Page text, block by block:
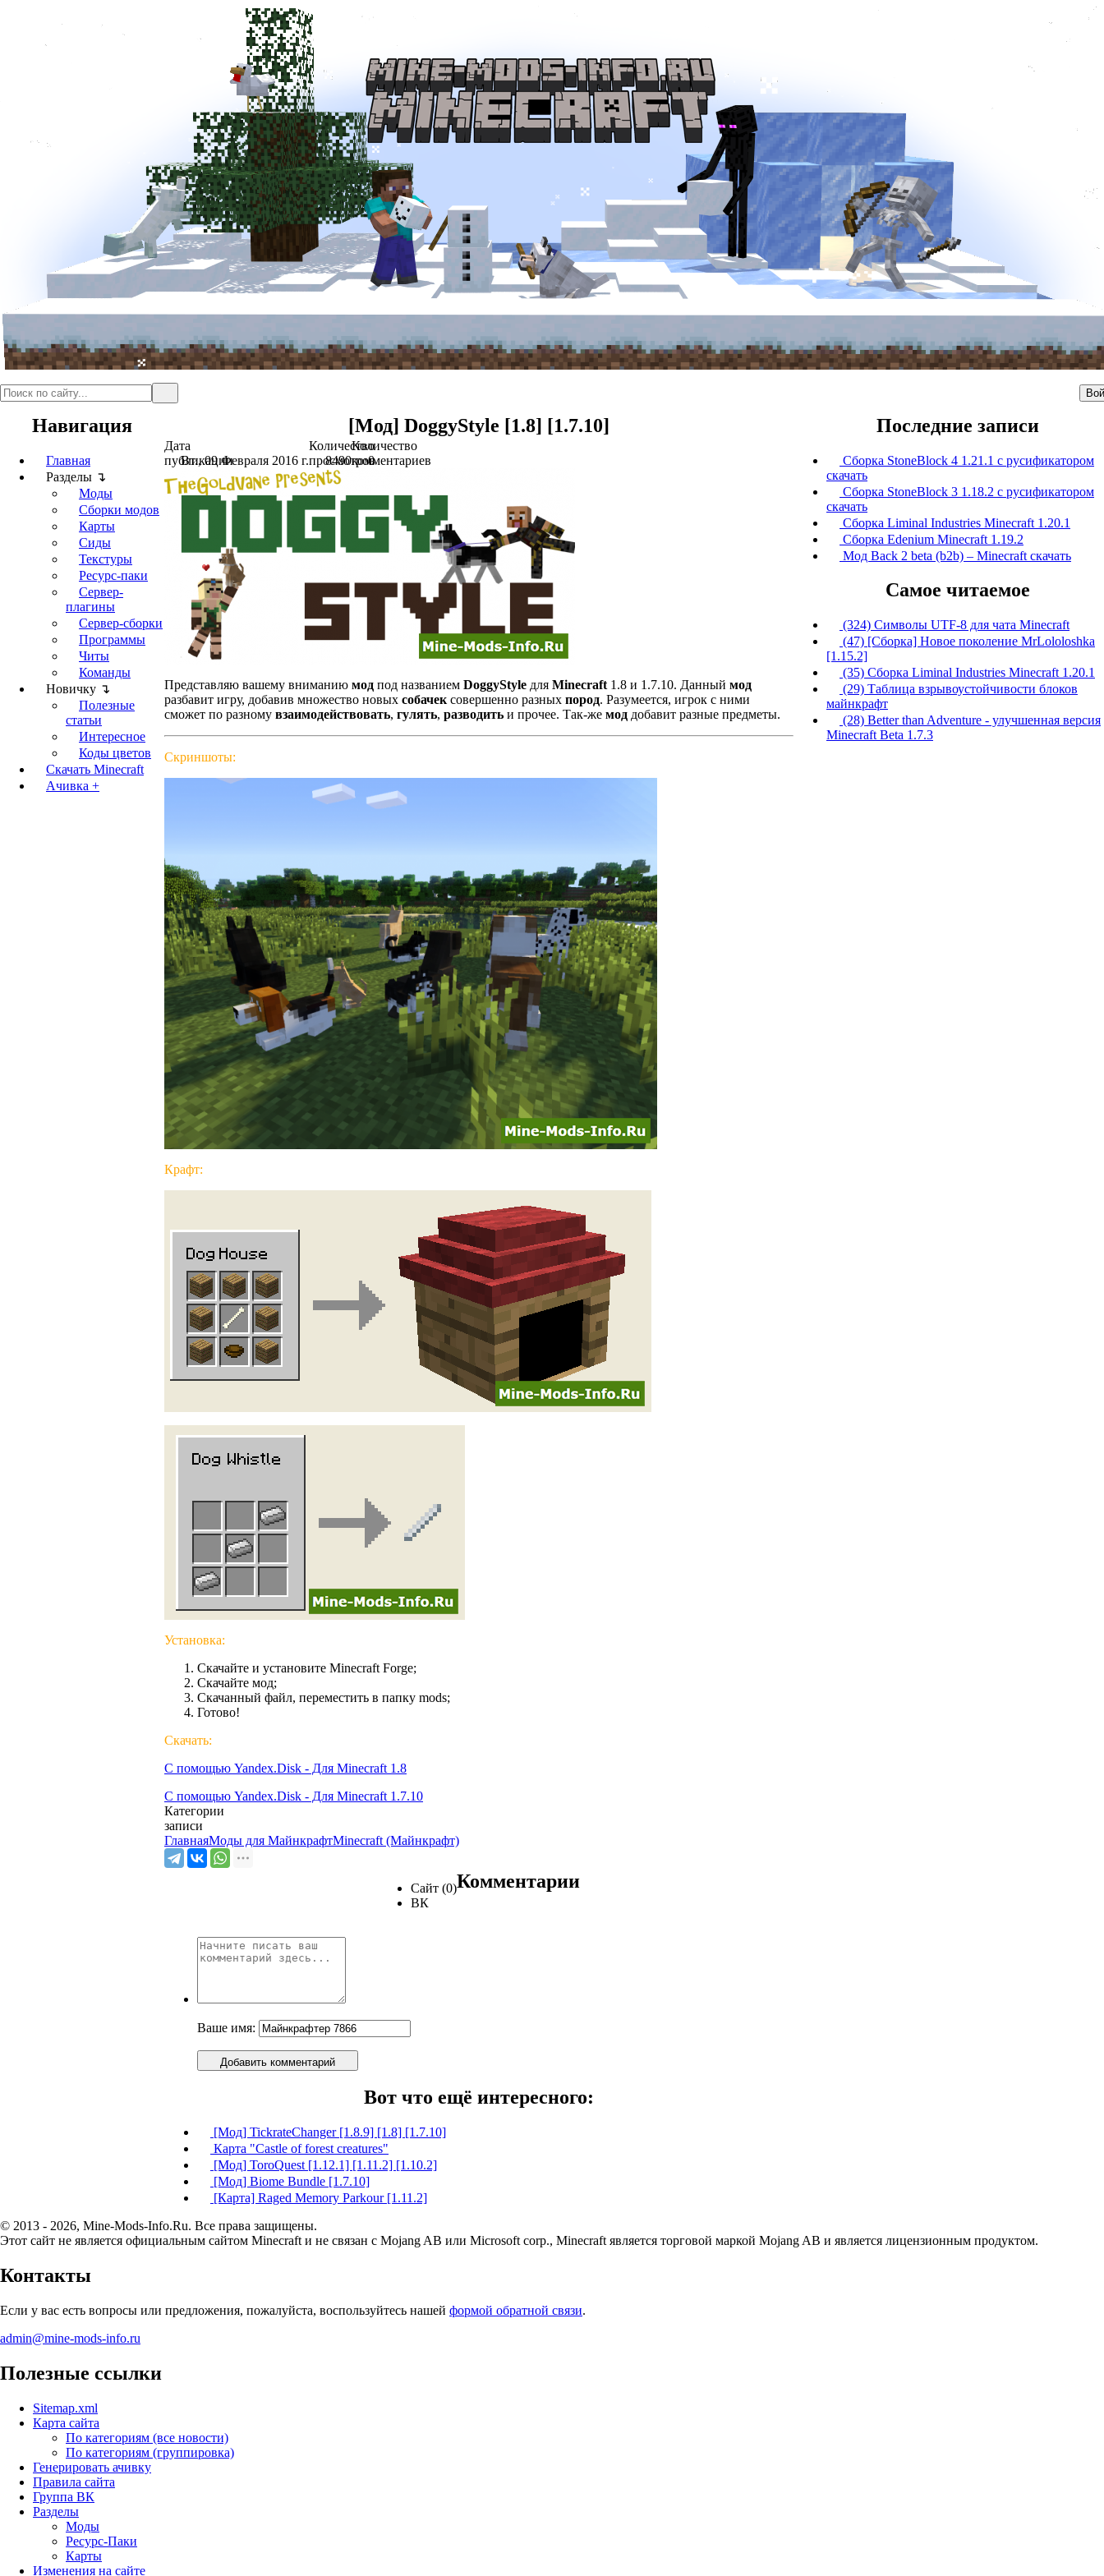
Навигация
Главная
Разделы ↴
Моды
Сборки модов
Карты
Сиды
Текстуры
Ресурс-паки
Сервер-
плагины
Сервер-сборки
Программы
Читы
Команды
Новичку ↴
Полезные
статьи
Интересное
Коды цветов
Скачать Minecraft
Ачивка +
[Мод] DoggyStyle [1.8] [1.7.10]
Дата
публикации
Вт., 09 Февраля 2016 г.
Количество
просмотров
8490
Количество
комментариев
0
Представляю вашему вниманию мод под названием DoggyStyle для Minecraft 1.8 и 1.7.10. Данный мод
разбавит игру, добавив множество новых собачек совершенно разных пород. Разумеется, игрок с ними
сможет по разному взаимодействовать, гулять, разводить и прочее. Так-же мод добавит разные предметы.
Скриншоты:
Крафт:
Установка:
Скачайте и установите Minecraft Forge;
Скачайте мод;
Скачанный файл, переместить в папку mods;
Готово!
Скачать:
С помощью Yandex.Disk - Для Minecraft 1.8
С помощью Yandex.Disk - Для Minecraft 1.7.10
Категории
записи
ГлавнаяМоды для МайнкрафтMinecraft (Майнкрафт)
Сайт (0)
ВК
Комментарии
Ваше имя:
Добавить комментарий
Вот что ещё интересного:
[Мод] TickrateChanger [1.8.9] [1.8] [1.7.10]
Карта "Castle of forest creatures"
[Мод] ToroQuest [1.12.1] [1.11.2] [1.10.2]
[Мод] Biome Bundle [1.7.10]
[Карта] Raged Memory Parkour [1.11.2]
Последние записи
Сборка StoneBlock 4 1.21.1 с русификатором
скачать
Сборка StoneBlock 3 1.18.2 с русификатором
скачать
Сборка Liminal Industries Minecraft 1.20.1
Сборка Edenium Minecraft 1.19.2
Мод Back 2 beta (b2b) – Minecraft скачать
Самое читаемое
(324) Символы UTF-8 для чата Minecraft
(47) [Сборка] Новое поколение MrLololoshka
[1.15.2]
(35) Сборка Liminal Industries Minecraft 1.20.1
(29) Таблица взрывоустойчивости блоков
майнкрафт
(28) Better than Adventure - улучшенная версия
Minecraft Beta 1.7.3
© 2013 - 2026, Mine-Mods-Info.Ru. Все права защищены.
Этот сайт не является официальным сайтом Minecraft и не связан с Mojang AB или Microsoft corp., Minecraft является торговой маркой Mojang AB и является лицензионным продуктом.
Контакты
Если у вас есть вопросы или предложения, пожалуйста, воспользуйтесь нашей формой обратной связи.
admin@mine-mods-info.ru
Полезные ссылки
Sitemap.xml
Карта сайта
По категориям (все новости)
По категориям (группировка)
Генерировать ачивку
Правила сайта
Группа ВК
Разделы
Моды
Ресурс-Паки
Карты
Изменения на сайте